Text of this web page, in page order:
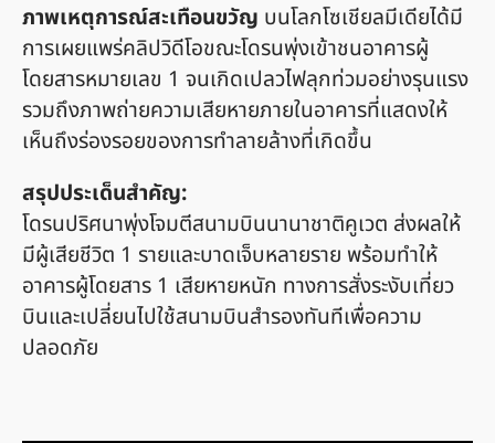
ภาพเหตุการณ์สะเทือนขวัญ บนโลกโซเชียลมีเดียได้มี
การเผยแพร่คลิปวิดีโอขณะโดรนพุ่งเข้าชนอาคารผู้
โดยสารหมายเลข 1 จนเกิดเปลวไฟลุกท่วมอย่างรุนแรง
รวมถึงภาพถ่ายความเสียหายภายในอาคารที่แสดงให้
เห็นถึงร่องรอยของการทำลายล้างที่เกิดขึ้น
สรุปประเด็นสำคัญ:
โดรนปริศนาพุ่งโจมตีสนามบินนานาชาติคูเวต ส่งผลให้
มีผู้เสียชีวิต 1 รายและบาดเจ็บหลายราย พร้อมทำให้
อาคารผู้โดยสาร 1 เสียหายหนัก ทางการสั่งระงับเที่ยว
บินและเปลี่ยนไปใช้สนามบินสำรองทันทีเพื่อความ
ปลอดภัย